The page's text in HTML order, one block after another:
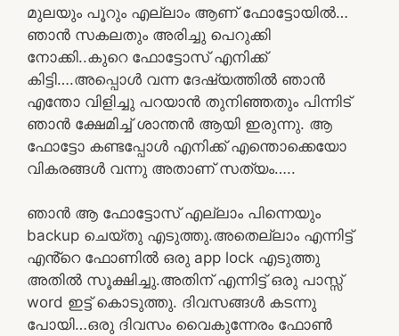
മുലയും പൂറും എല്ലാം ആണ് ഫോട്ടോയിൽ…
ഞാൻ സകലതും അരിച്ചു പെറുക്കി
നോക്കി..കുറെ ഫോട്ടോസ് എനിക്ക്
കിട്ടി….അപ്പൊൾ വന്ന ദേഷ്യത്തിൽ ഞാൻ
എന്തോ വിളിച്ചു പറയാൻ തുനിഞ്ഞതും പിന്നിട്
ഞാൻ ക്ഷേമിച്ച് ശാന്തൻ ആയി ഇരുന്നു. ആ
ഫോട്ടോ കണ്ടപ്പോൾ എനിക്ക് എന്തൊക്കെയോ
വികരങ്ങൾ വന്നു അതാണ് സത്യം…..
ഞാൻ ആ ഫോട്ടോസ് എല്ലാം പിന്നെയും
backup ചെയ്തു എടുത്തു.അതെല്ലാം എന്നിട്ട്
എൻ്റെ ഫോണിൽ ഒരു app lock എടുത്തു
അതിൽ സൂക്ഷിച്ചു.അതിന് എന്നിട്ട് ഒരു പാസ്സ്
word ഇട്ട് കൊടുത്തു. ദിവസങ്ങൾ കടന്നു
പോയി…ഒരു ദിവസം വൈകുന്നേരം ഫോൺ